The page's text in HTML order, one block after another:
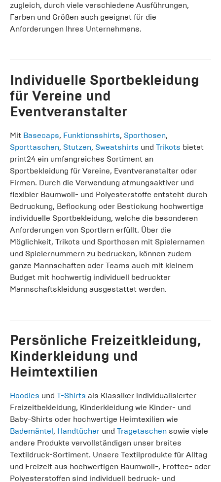
zugleich, durch viele verschiedene Ausführungen,
Farben und Größen auch geeignet für die
Anforderungen Ihres Unternehmens.
Individuelle Sportbekleidung
für Vereine und
Eventveranstalter
Mit Basecaps, Funktionsshirts, Sporthosen,
Sporttaschen, Stutzen, Sweatshirts und Trikots bietet
print24 ein umfangreiches Sortiment an
Sportbekleidung für Vereine, Eventveranstalter oder
Firmen. Durch die Verwendung atmungsaktiver und
flexibler Baumwoll- und Polyesterstoffe entsteht durch
Bedruckung, Beflockung oder Bestickung hochwertige
individuelle Sportbekleidung, welche die besonderen
Anforderungen von Sportlern erfüllt. Über die
Möglichkeit, Trikots und Sporthosen mit Spielernamen
und Spielernummern zu bedrucken, können zudem
ganze Mannschaften oder Teams auch mit kleinem
Budget mit hochwertig individuell bedruckter
Mannschaftskleidung ausgestattet werden.
Persönliche Freizeitkleidung,
Kinderkleidung und
Heimtextilien
Hoodies und T-Shirts als Klassiker individualisierter
Freizeitbekleidung, Kinderkleidung wie Kinder- und
Baby-Shirts oder hochwertige Heimtexilien wie
Bademäntel, Handtücher und Tragetaschen sowie viele
andere Produkte vervollständigen unser breites
Textildruck-Sortiment. Unsere Textilprodukte für Alltag
und Freizeit aus hochwertigen Baumwoll-, Frottee- oder
Polyesterstoffen sind individuell bedruck- und